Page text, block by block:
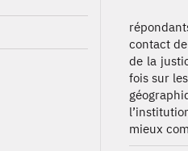
contact
de la
fois sur
mieux